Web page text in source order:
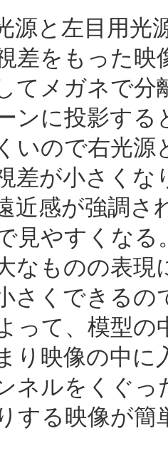
源と左目用光
差をもった映
てメガネで分
ンに投影す
いので右光源
差が小さくな
近感が強調さ
見やすくなる
なものの表現
さくできるの
って、模型の
り映像の中
ネルをくぐっ
する映像が簡